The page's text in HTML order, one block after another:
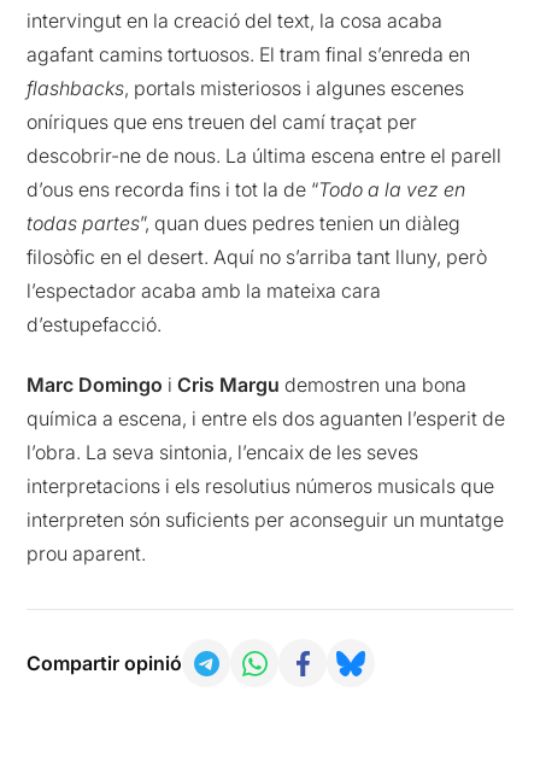
intervingut en la creació del text, la cosa acaba
agafant camins tortuosos. El tram final s’enreda en
flashbacks, portals misteriosos i algunes escenes
oníriques que ens treuen del camí traçat per
descobrir-ne de nous. La última escena entre el parell
d’ous ens recorda fins i tot la de “Todo a la vez en
todas partes”, quan dues pedres tenien un diàleg
filosòfic en el desert. Aquí no s’arriba tant lluny, però
l’espectador acaba amb la mateixa cara
d’estupefacció.
Marc Domingo iCris Margu demostren una bona
química a escena, i entre els dos aguanten l’esperit de
l’obra. La seva sintonia, l’encaix de les seves
interpretacions i els resolutius números musicals que
interpreten són suficients per aconseguir un muntatge
prou aparent.
Compartir opinió